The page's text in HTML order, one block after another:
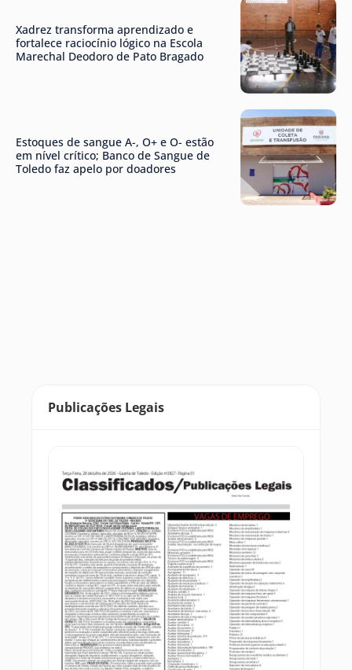
Xadrez transforma aprendizado e
fortalece raciocínio lógico na Escola
Marechal Deodoro de Pato Bragado
Estoques de sangue A-, O+ e O- estão
em nível crítico; Banco de Sangue de
Toledo faz apelo por doadores
Publicações Legais